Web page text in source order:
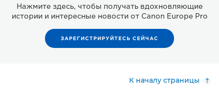
Нажмите здесь, чтобы получать вдохновляющие
истории и интересные новости от Canon Europe Pro
ЗАРЕГИСТРИРУЙТЕСЬ СЕЙЧАС
К началу страницы